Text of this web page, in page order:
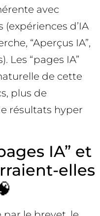
avec
(expériences d’IA
“Aperçus IA”,
Les “pages IA”
de cette
plus de
résultats hyper
IA” et
elles